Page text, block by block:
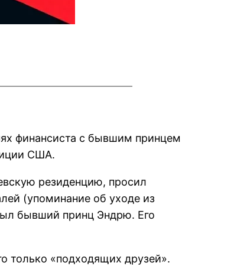
финансиста с бывшим принцем
США.
резиденцию, просил
(упоминание об уходе из
бывший принц Эндрю. Его
только «подходящих друзей».